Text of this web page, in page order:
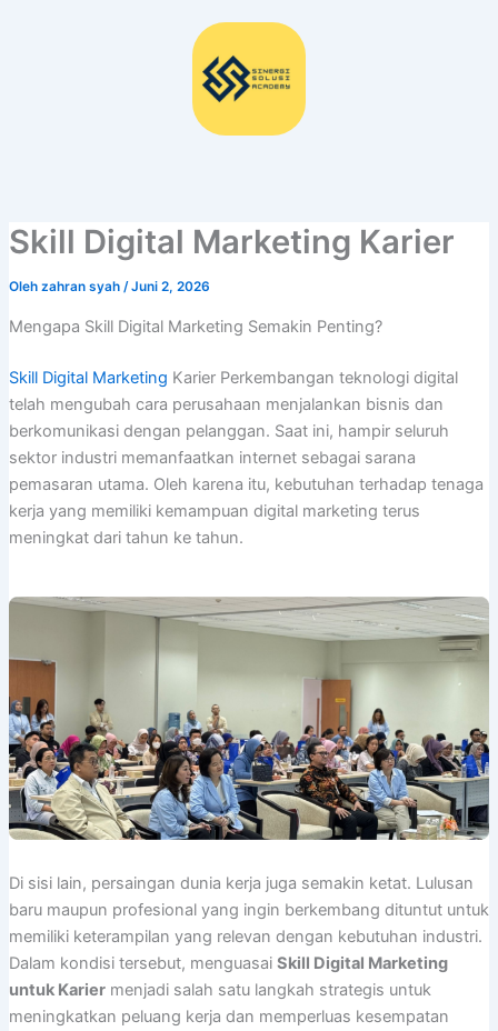
Skill Digital Marketing Karier
Oleh zahran syah /Juni 2, 2026
Mengapa Skill Digital Marketing Semakin Penting?
Skill Digital Marketing Karier Perkembangan teknologi digital
telah mengubah cara perusahaan menjalankan bisnis dan
berkomunikasi dengan pelanggan. Saat ini, hampir seluruh
sektor industri memanfaatkan internet sebagai sarana
pemasaran utama. Oleh karena itu, kebutuhan terhadap tenaga
kerja yang memiliki kemampuan digital marketing terus
meningkat dari tahun ke tahun.
Di sisi lain, persaingan dunia kerja juga semakin ketat. Lulusan
baru maupun profesional yang ingin berkembang dituntut untuk
memiliki keterampilan yang relevan dengan kebutuhan industri.
Dalam kondisi tersebut, menguasai Skill Digital Marketing
untuk Kariermenjadi salah satu langkah strategis untuk
meningkatkan peluang kerja dan memperluas kesempatan